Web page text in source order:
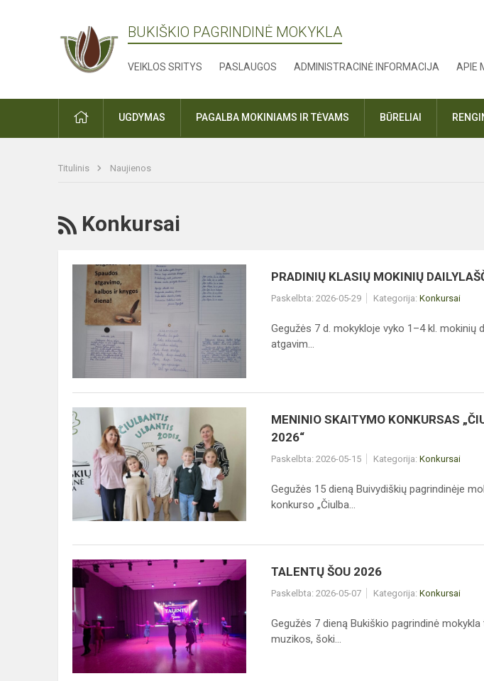
BUKIŠKIO PAGRINDINĖ MOKYKLA
VEIKLOS SRITYS PASLAUGOS ADMINISTRACINĖ INFORMACIJA APIE
PRADŽIAUGDYMAS PAGALBA MOKINIAMS IR TĖVAMS BŪRELIAI
Titulinis Naujienos
RSS
Konkursai
PRADINIŲ
KLASIŲ
MOKINIŲ
DAILYLAŠČIO
KONKURSAS
PRADINIŲ KLASIŲ MOKINIŲ
Paskelbta: 2026-05-29 Kategorija: Konkursai
Gegužės 7 d. mokykloje vyko 1–4 kl.
atgavim...
MENINIO
SKAITYMO
KONKURSAS
„ČIULBANTIS
ULBANTIS
ŽODIS
2026“
MENINIO SKAITYMO KONKURSAS
2026“
Paskelbta: 2026-05-15 Kategorija: Konkursai
Gegužės 15 dieną Buivydiškių pagrindinėje
konkurso „Čiulba...
TALENTŲ
ŠOU
2026
TALENTŲ ŠOU 2026
Paskelbta: 2026-05-07 Kategorija: Konkursai
Gegužės 7 dieną Bukiškio pagrindinė
muzikos, šoki...